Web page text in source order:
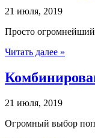
21 июля, 2019
Просто
Читать далее »
21 июля, 2019
Огромный выбор